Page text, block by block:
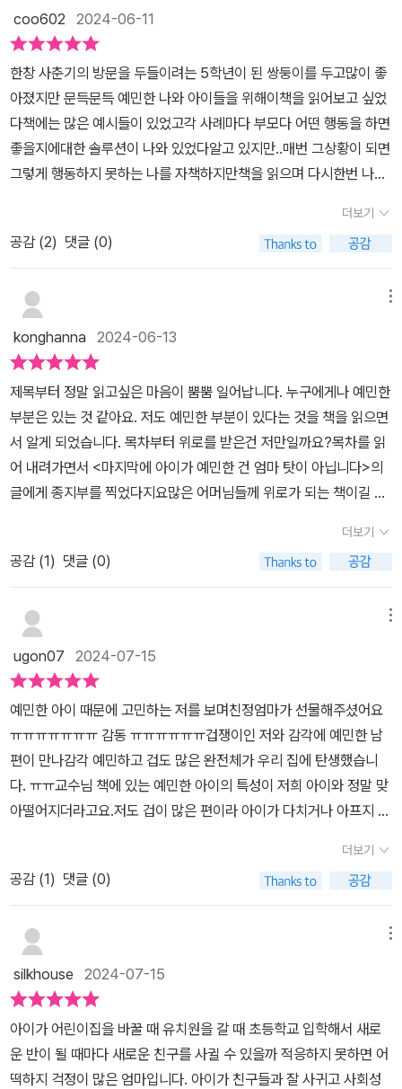
험에 대한 부담이 더 커져 그 압도감 때문에 우울증에 걸리기도 한다.
사회는 예민한 아이들의 숨통을 조이고, 가끔 부모도 사회 편에 서서
적을 가져다주더라도 이것은 그리 건강하지 못한 삶이라고 저자는 말
한다. 압박감에서 빠져나와 자기 삶의 주도권을 좀더 빨리 찾는 것이
더 바람직하기 때문이다. 저자는 진료실에서의 아이들이 성인이 될
때까지 만나면서 예민함이 그들의 삶에 어떤 영향을 미치는지 목격하
고, 이를 보듬어준다. 예민한 아이들은 힘겹더라도 어쨌든 성장하니
에서 소아청소년만 만나는 것이 아니라 그 부모를 함께 본다. 따라서
하나다. 예민한 부모에게서는 예민한 아이가 태어날 확률이 높지만,
반드시 인과관계가 있는 것은 아니다. 게다가 예민한 부모는 자신의
성격으로 미루어 예민한 아이를 잘 이해하고 보듬어줄 수 있다는 장
점이 있다. 그렇다고 예민하지 않은 부모가 제 역할을 못 하는 것은 아
닌데, 아이들은 안정적인 부모에게서 늘 위안을 얻기 때문이기도 하
다. 이 책은 이 모든 사례의 교집합들, 경우의 수, 복잡한 변수를 저자
의 상담과 치료 사례에서 끌어와 부모들에게 들려준다. *** 저자는
오랫동안 예민한 아이들을 치료해왔다. 하지만 일상적으로 아이의 예
민함을 누그러뜨리는 데는 부모의 역할이 중요하며, 이 책이 일관되
자신이 경험하는 게 어떤 느낌인지 잘 설명하지 못한다. 그러니 부모
가 “유치원 버스에서 내리면 엄마가 바로 안아줄 거라고 생각했는데,
그러지 않아서 화났구나” “잉 소리 듣고 벌레가 나올까봐 불안해졌구
나” 하고 예상되는 감정을 말로 표현해주면 아이의 부정적인 감정은
조금씩 가라앉는다. 그 후 상황을 좀더 객관적으로 판단하면서 아이
스스로 예민함을 다스려가는 방법을 배우게 된다. 이 책은 현실에서
흔히 접하는 예민한 아이들을 유형별로 보여주면서 글마다 실용적인
팁을 제시해 부모가 곧바로 활용해볼 수 있는 실천 지침을 담고 있다.
또 세분화된 유형으로, 우리가 접할 수 있는 아이들의 거의 모든 특성
을 포괄하고 있다.
못하고, 울음을 그치지 않고, 또래들과 잘 어울리지 못하는 것들이 혹
시 나의 양육 방법이 잘못된것은 아닌지 자책을 하기 때문이다나 또
한 어떠한 문제에 부딪치면 자책부터 했었다하지만 이 책에서는 예민
함은 그저 기질일 뿐이라고 말한다그러기에 부모의 잘못도 아니고,
치료가 필요한 질병 또한 아니라는 것이다예민한 아이는 과연 어떤
청소년이 될까?아이의 부모가 예민한건 아닐까?책의 장점은 예민한
아이가 청소년이 되면서 어떤 난관에 부딪히고 어떤 변화들을 겪는지
추적을 한다대개 부모들은 육아가 처음이라 아이의 미래를 생각하면
조급해지기 마련인데,미래를 낙관적으로만 그리기에는 사회 변화나
모도 함께 보면서 부모가 제 역할을 하고 있는지 아이들에게 안정적
인 부모인지를 확인하면서 치료를 해왔고 자신의 경험담과 치료의 결
과를 바탕으로 책을 집필하셨다이 책은 현실에서 흔히 접하는 예민한
아이들을 유형별로 보여주면서 실용적인 팁을 제시해 부모가 활용해
볼 수 있는 실천 지침을 담고 있다또한 세분화된 유형으로, 우리가 접
할 수 있는 아이들의 거의 모든 특성을 포괄하고 있어서아이를 가진
부모들이 꼭 읽고 지나가야할 육아지침서가 될것이다
coo602 2024-06-11
한창 사춘기의 방문을 두들이려는 5학년이 된 쌍둥이를 두고많이 좋
아졌지만 문득문득 예민한 나와 아이들을 위해이책을 읽어보고 싶었
다​책에는 많은 예시들이 있었고각 사례마다 부모다 어떤 행동을 하면
좋을지에대한 솔루션이 나와 있었다알고 있지만..매번 그상황이 되면
그렇게 행동하지 못하는 나를 자책하지만책을 읽으며 다시한번 나를
아직 몇가지의 숙제를 아직 가지고 있지만책을 읽으며 부모의 마음가
짐과아이에 대한 믿음에 대해 생각보는 시간이 되었다.​조급해 하지말
고아이의 불안을 잠재울수 있도록편안한 존재가 되도록오늘도 나는
나를 다독여 본다.
더보기
공감 (2) 댓글 (0)
konghanna 2024-06-13
제목부터 정말 읽고싶은 마음이 뿜뿜 일어납니다. 누구에게나 예민한
부분은 있는 것 같아요. 저도 예민한 부분이 있다는 것을 책을 읽으면
서 알게 되었습니다. 목차부터 위로를 받은건 저만일까요?목차를 읽
어 내려가면서 <마지막에 아이가 예민한 건 엄마 탓이 아닙니다>의
글에게 종지부를 찍었다지요많은 어머님들께 위로가 되는 책이길 바
는 친구들이 많다보니 생각하며 읽게 되더라구요. 원인이 나와있고
손톱을 뜯는 아이를 돕는 방법이 나와있어서 그때 이래서 그랬구나가
절로 나왔습니다. 예민한 아이들은 대체적으로 불안이 있고 그 불안
을 낮추기 위해서 손톱을 뜯는 행동을 했다고 합니다. 저희 아이들이
손톱을 뜯었을때를 회상해보니 초등학교 입학때 무렵, 수학과 영어가
급격히 어려워질 무렵이였던것 같습니다. 그때의 상황들을 이해하지
못하고 화만 낸 것이 너무 미안했습니다. 그외에도 겹쳐지는 내용들
이 많은 것을 보니 모든 아이는 예민하다는 타이틀이 맞는것 같네요.
그리고 엄마인 저 또한 해당되는 부분들이 있어서 연신 아~를 내뱉었
네요. 청소년기의 예민함에 대해서도 나와있어서 청소년기의 어머님
들의 고민을 한방에 해결이 될 것 같습니다. 부모의 예민함은 부모의
몫이고 아이의 예민함은 아이의 몫이라고 말하는 저자는 부모가 할
수 있는 것은 우선 부모 자신의 마음을 잘 돌보고 예민한 아이가 세상
이라면 많이 위로가 되는 책인 것 같습니다. 꼭 한번씩 읽어보고 예민
한 내 아이를 이해하고 예민한 나를 이해하는 시간이 되었으면 좋겠
습니다.'초등맘 카페에서 당첨되었습니다. 글항아리로부터 제공 받아
직접 체험 후 솔직하게 작성하였습니다.'
더보기
공감 (1) 댓글 (0)
ugon07 2024-07-15
예민한 아이 때문에 고민하는 저를 보며친정엄마가 선물해주셨어요
ㅠㅠㅠㅠㅠㅠㅠ 감동 ㅠㅠㅠㅠㅠㅠ겁쟁이인 저와 감각에 예민한 남
편이 만나감각 예민하고 겁도 많은 완전체가 우리 집에 탄생했습니
다. ㅠㅠ교수님 책에 있는 예민한 아이의 특성이 저희 아이와 정말 맞
아떨어지더라고요.저도 겁이 많은 편이라 아이가 다치거나 아프지 않
림하고 있지 않았나 돌아보게 되었습니다.늘 엄마 껌딱지인 요 녀석
이 커서 사회생활은 제대로 할 수 있을까 걱정이었는데,이 책을 통해
위로와 더불어 아이들 어떻게 도와주어야 할지 많은 팁을 얻게 되었
습니다.저같이 예민한 아이들을 키우며 고군분투하시는 부모님께 꼭
더보기
공감 (1) 댓글 (0)
silkhouse 2024-07-15
아이가 어린이집을 바꿀 때 유치원을 갈 때 초등학교 입학해서 새로
운 반이 될 때마다 새로운 친구를 사귈 수 있을까 적응하지 못하면 어
떡하지 걱정이 많은 엄마입니다. 아이가 친구들과 잘 사귀고 사회성